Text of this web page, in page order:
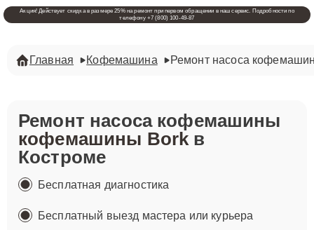
Акция! Действует скидка в размере 25% на ремонт при первом обращении в наш сервис. Подробности по
телефону +7 (800) 100-49-87
Главная Кофемашина Ремонт насоса
Ремонт насоса кофемашины
кофемашины Borkв
Костроме
Бесплатная диагностика
Бесплатный выезд мастера или курьера